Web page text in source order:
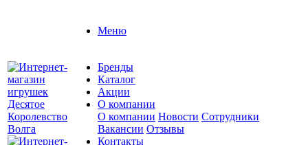
Меню
Бренды
Каталог
Акции
О компании
О компании Новости Сотрудники
Вакансии Отзывы
Контакты